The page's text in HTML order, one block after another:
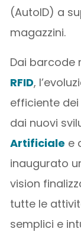
(AutoID) a
magazzini.
Dai barcode
RFID,
efficiente
dai nuovi
Artificiale e
inaugurato
vision
tutte le
semplici e